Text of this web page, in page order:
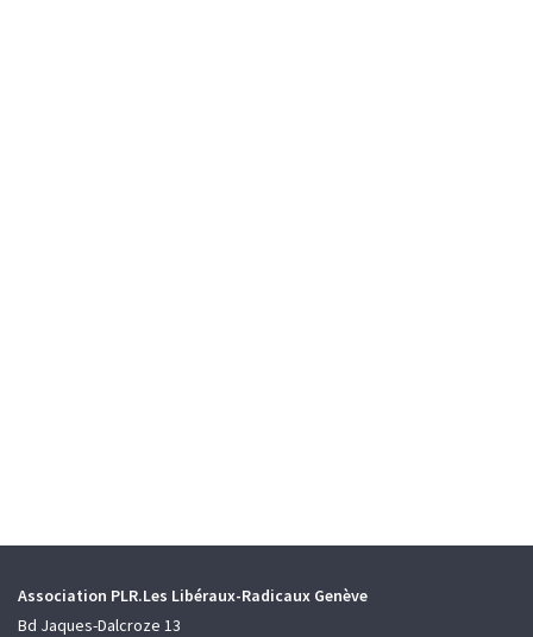
Association PLR.Les Libéraux-Radicaux Genève
Bd Jaques-Dalcroze 13